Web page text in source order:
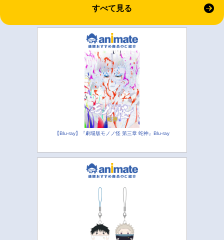
すべて見る
【Blu-ray】『劇場版モノノ怪 第三章 蛇神』Blu-ray